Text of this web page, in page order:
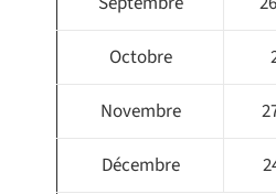
Octobre
Novembre
Décembre